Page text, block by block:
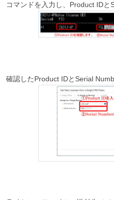
コマンドを入力し、Product IDと
確認したProduct IDとSerial